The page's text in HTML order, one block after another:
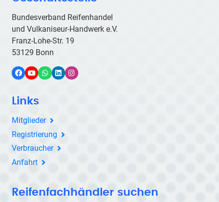
Bundesverband Reifenhandel
und Vulkaniseur-Handwerk e.V.
Franz-Lohe-Str. 19
53129 Bonn
FacebookYouTubeWhatsApp
LinkedInInstagram
Links
Mitglieder
Registrierung
Verbraucher
Anfahrt
Reifenfachhändler suchen